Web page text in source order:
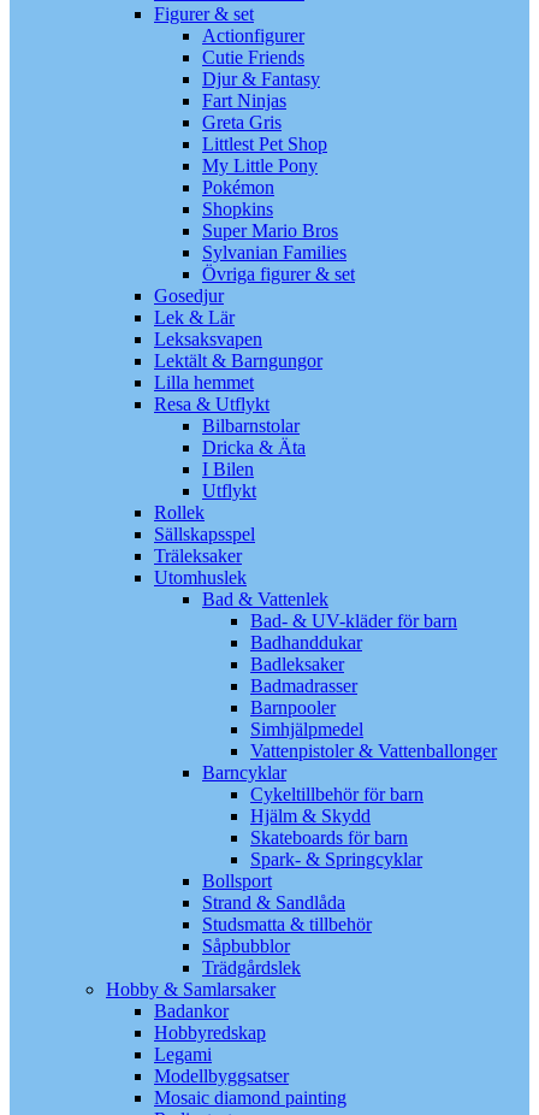
Figurer & set
Actionfigurer
Cutie Friends
Djur & Fantasy
Fart Ninjas
Greta Gris
Littlest Pet Shop
My Little Pony
Pokémon
Shopkins
Super Mario Bros
Sylvanian Families
Övriga figurer & set
Gosedjur
Lek & Lär
Leksaksvapen
Lektält & Barngungor
Lilla hemmet
Resa & Utflykt
Bilbarnstolar
Dricka & Äta
I Bilen
Utflykt
Rollek
Sällskapsspel
Träleksaker
Utomhuslek
Bad & Vattenlek
Bad- & UV-kläder för barn
Badhanddukar
Badleksaker
Badmadrasser
Barnpooler
Simhjälpmedel
Vattenpistoler & Vattenballonger
Barncyklar
Cykeltillbehör för barn
Hjälm & Skydd
Skateboards för barn
Spark- & Springcyklar
Bollsport
Strand & Sandlåda
Studsmatta & tillbehör
Såpbubblor
Trädgårdslek
Hobby & Samlarsaker
Badankor
Hobbyredskap
Legami
Modellbyggsatser
Mosaic diamond painting